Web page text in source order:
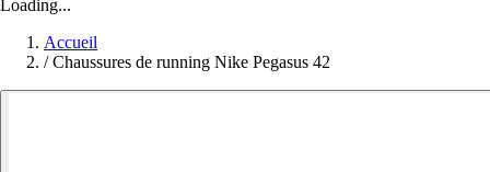
Loading...
Accueil
/ Chaussures de running Nike Pegasus 42